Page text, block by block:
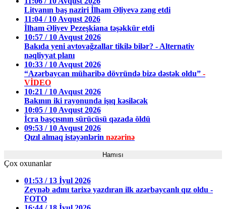
Litvanın baş naziri İlham Əliyevə zəng etdi
11:04 / 10 Avqust 2026
İlham Əliyev Pezeşkiana təşəkkür etdi
10:57 / 10 Avqust 2026
Bakıda yeni avtovağzallar tikilə bilər? - Alternativ
nəqliyyat planı
10:33 / 10 Avqust 2026
“Azərbaycan müharibə dövründə bizə dəstək oldu” -
VİDEO
10:21 / 10 Avqust 2026
Bakının iki rayonunda işıq kəsiləcək
10:05 / 10 Avqust 2026
İcra başçısının sürücüsü qəzada öldü
09:53 / 10 Avqust 2026
Qızıl almaq istəyənlərin nəzərinə
Hamısı
Çox oxunanlar
01:53 / 13 İyul 2026
Zeynəb adını tarixə yazdıran ilk azərbaycanlı qız oldu -
FOTO